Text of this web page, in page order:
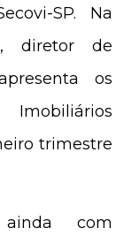
SP. Na
diretor de
os
trimestre
com